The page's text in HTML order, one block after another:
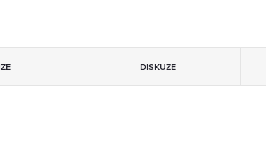
DISKUZE